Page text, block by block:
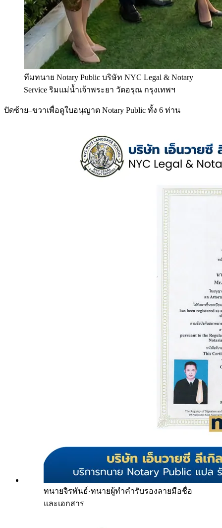
ทีมทนาย Notary Public บริษัท NYC Legal & Notary
Service ริมแม่น้ำเจ้าพระยา วัดอรุณ กรุงเทพฯ
ปัดซ้าย–ขวาเพื่อดูใบอนุญาต Notary Public ทั้ง 6 ท่าน
ทนายจิรพันธ์·ทนายผู้ทำคำรับรองลายมือชื่อ
และเอกสาร